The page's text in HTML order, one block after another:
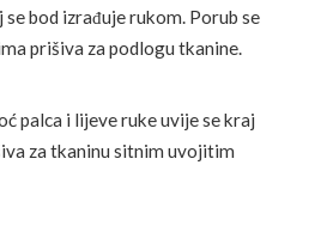
se bod izrađuje rukom. Porub se
prišiva za podlogu tkanine.
palca i lijeve ruke uvije se kraj
za tkaninu sitnim uvojitim